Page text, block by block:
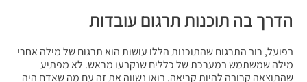
הדרך בה תוכנות תרגום עובדות
בפועל, רוב התרגום שהתוכנות הללו עושות הוא תרגום של מילה אחרי
מילה שמשתמש במערכת של כללים שנקבעו מראש. לא מפתיע
שהתוצאה קרובה להיות קריאה. בואו נשווה את זה עם מה שאדם היה